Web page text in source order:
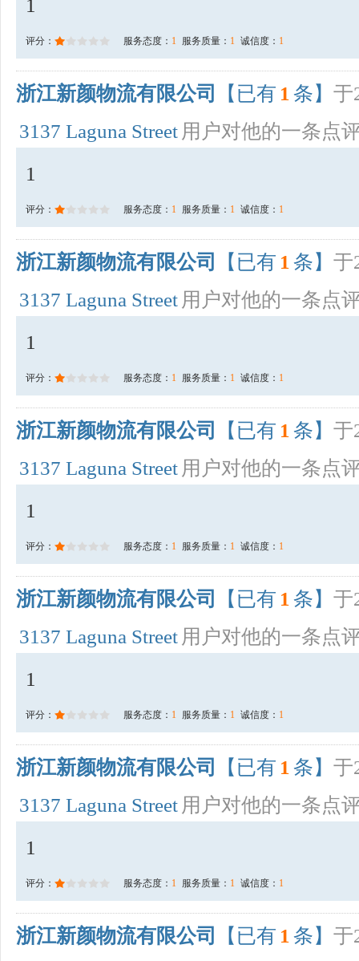
1
评分： 服务态度： 1 服务质量： 1 诚信度： 1
浙江新颜物流有限公司 【已有 1 条】 于
3137 Laguna Street 用户对他的一条点
1
评分： 服务态度： 1 服务质量： 1 诚信度： 1
浙江新颜物流有限公司 【已有 1 条】 于
3137 Laguna Street 用户对他的一条点
1
评分： 服务态度： 1 服务质量： 1 诚信度： 1
浙江新颜物流有限公司 【已有 1 条】 于
3137 Laguna Street 用户对他的一条点
1
评分： 服务态度： 1 服务质量： 1 诚信度： 1
浙江新颜物流有限公司 【已有 1 条】 于
3137 Laguna Street 用户对他的一条点
1
评分： 服务态度： 1 服务质量： 1 诚信度： 1
浙江新颜物流有限公司 【已有 1 条】 于
3137 Laguna Street 用户对他的一条点
1
评分： 服务态度： 1 服务质量： 1 诚信度： 1
浙江新颜物流有限公司 【已有 1 条】 于